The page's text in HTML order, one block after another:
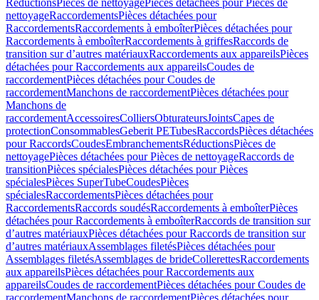
RéductionsPièces de nettoyagePièces détachées pour Pièces de
nettoyageRaccordementsPièces détachées pour
RaccordementsRaccordements à emboîterPièces détachées pour
Raccordements à emboîterRaccordements à griffesRaccords de
transition sur d’autres matériauxRaccordements aux appareilsPièces
détachées pour Raccordements aux appareilsCoudes de
raccordementPièces détachées pour Coudes de
raccordementManchons de raccordementPièces détachées pour
Manchons de
raccordementAccessoiresColliersObturateursJointsCapes de
protectionConsommablesGeberit PETubesRaccordsPièces détachées
pour RaccordsCoudesEmbranchementsRéductionsPièces de
nettoyagePièces détachées pour Pièces de nettoyageRaccords de
transitionPièces spécialesPièces détachées pour Pièces
spécialesPièces SuperTubeCoudesPièces
spécialesRaccordementsPièces détachées pour
RaccordementsRaccords soudésRaccordements à emboîterPièces
détachées pour Raccordements à emboîterRaccords de transition sur
d’autres matériauxPièces détachées pour Raccords de transition sur
d’autres matériauxAssemblages filetésPièces détachées pour
Assemblages filetésAssemblages de brideCollerettesRaccordements
aux appareilsPièces détachées pour Raccordements aux
appareilsCoudes de raccordementPièces détachées pour Coudes de
raccordementManchons de raccordementPièces détachées pour